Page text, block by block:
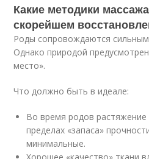
Какие методики
скорейшем
Роды сопровождаются
Однако природой
место».
Что должно быть в идеале:
Во время родов
пределах «запаса»
минимальные.
Хорошее «качество» ткани